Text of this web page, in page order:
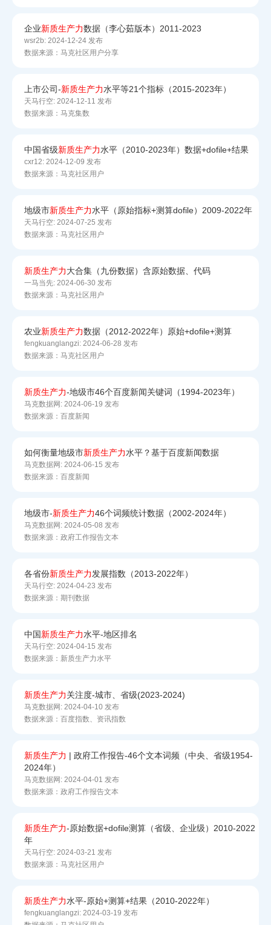
企业新质生产力数据（李心茹版本）2011-2023
wsr2b: 2024-12-24 发布
数据来源：马克社区用户分享
上市公司-新质生产力水平等21个指标（2015-2023年）
天马行空: 2024-12-11 发布
数据来源：马克集数
中国省级新质生产力水平（2010-2023年）数据+dofile+结果
cxr12: 2024-12-09 发布
数据来源：马克社区用户
地级市新质生产力水平（原始指标+测算dofile）2009-2022年
天马行空: 2024-07-25 发布
数据来源：马克社区用户
新质生产力大合集（九份数据）含原始数据、代码
一马当先: 2024-06-30 发布
数据来源：马克社区用户
农业新质生产力数据（2012-2022年）原始+dofile+测算
fengkuanglangzi: 2024-06-28 发布
数据来源：马克社区用户
新质生产力-地级市46个百度新闻关键词（1994-2023年）
马克数据网: 2024-06-19 发布
数据来源：百度新闻
如何衡量地级市新质生产力水平？基于百度新闻数据
马克数据网: 2024-06-15 发布
数据来源：百度新闻
地级市-新质生产力46个词频统计数据（2002-2024年）
马克数据网: 2024-05-08 发布
数据来源：政府工作报告文本
各省份新质生产力发展指数（2013-2022年）
天马行空: 2024-04-23 发布
数据来源：期刊数据
中国新质生产力水平-地区排名
天马行空: 2024-04-15 发布
数据来源：新质生产力水平
新质生产力关注度-城市、省级(2023-2024)
马克数据网: 2024-04-10 发布
数据来源：百度指数、资讯指数
新质生产力 | 政府工作报告-46个文本词频（中央、省级1954-
2024年）
马克数据网: 2024-04-01 发布
数据来源：政府工作报告文本
新质生产力-原始数据+dofile测算（省级、企业级）2010-2022
年
天马行空: 2024-03-21 发布
数据来源：马克社区用户
新质生产力水平-原始+测算+结果（2010-2022年）
fengkuanglangzi: 2024-03-19 发布